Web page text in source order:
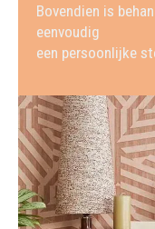
Bovendien is
eenvoudig
een persoonlijke